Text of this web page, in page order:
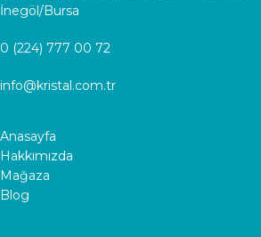
İnegöl/Bursa
0 (224) 777 00 72
info@kristal.com.tr
Anasayfa
Hakkımızda
Mağaza
Blog